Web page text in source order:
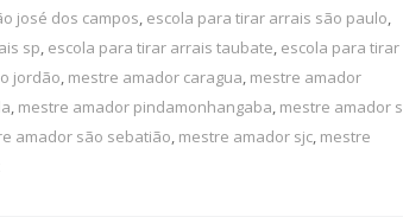
josé dos campos, escola para tirar arrais são paulo,
sp, escola para tirar arrais taubate, escola para tirar
jordão, mestre amador caragua, mestre amador
, mestre amador pindamonhangaba, mestre amador s
amador são sebatião, mestre amador sjc, mestre